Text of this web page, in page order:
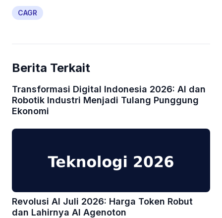
CAGR
Berita Terkait
Transformasi Digital Indonesia 2026: AI dan
Robotik Industri Menjadi Tulang Punggung
Ekonomi
Revolusi AI Juli 2026: Harga Token Robut
dan Lahirnya AI Agenoton